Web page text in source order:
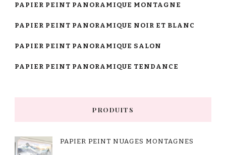
PAPIER PEINT PANORAMIQUE MONTAGNE
PAPIER PEINT PANORAMIQUE NOIR ET BLANC
PAPIER PEINT PANORAMIQUE SALON
PAPIER PEINT PANORAMIQUE TENDANCE
PRODUITS
PAPIER PEINT NUAGES MONTAGNES